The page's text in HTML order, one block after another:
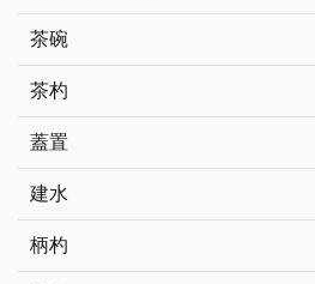
茶碗
茶杓
蓋置
建水
柄杓